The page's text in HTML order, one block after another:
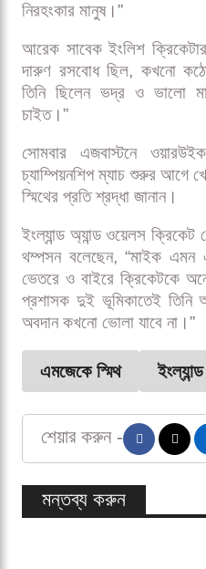
নিরহংকার মানুষ।”
আরেক সাবেক ইংলিশ
দারুণ রসবোধ ছিল, কখনো
তিনি ছিলেন ভদ্র ও ভালো
চাইত।”
সোমবার এজবাস্টনে
চ্যাম্পিয়নশিপ ম্যাচ শুরুর আগে
স্মিথের প্রতি শ্রদ্ধা জানান।
ইংল্যান্ড অ্যান্ড ওয়েলস ক্রিকেট
থম্পসন বলেছেন, “মাইক এমন
ভেতরে ও বাইরে ক্রিকেটকে
প্রশাসক দুই ভূমিকাতেই তিনি
অবদান কখনো ভোলা যাবে না।”
এমজেকে স্মিথ ইংল্যান্ড
শেয়ার করুন -
মন্তব্য করুন